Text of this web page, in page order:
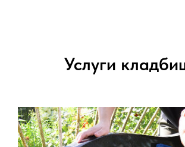
Услуги